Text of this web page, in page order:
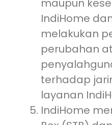
maupun
IndiHome
melakukan
perubahan
terhadap
layanan
IndiHome